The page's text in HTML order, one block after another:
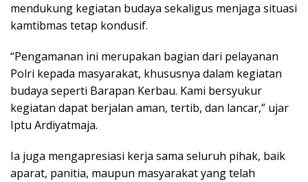
mendukung kegiatan budaya sekaligus menjaga situasi
kamtibmas tetap kondusif.
“Pengamanan ini merupakan bagian dari pelayanan
Polri kepada masyarakat, khususnya dalam kegiatan
budaya seperti Barapan Kerbau. Kami bersyukur
kegiatan dapat berjalan aman, tertib, dan lancar,” ujar
Iptu Ardiyatmaja.
Ia juga mengapresiasi kerja sama seluruh pihak, baik
aparat, panitia, maupun masyarakat yang telah